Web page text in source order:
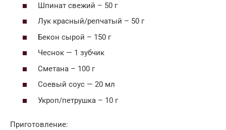
Шпинат свежий – 50 г
Лук красный/репчатый – 50 г
Бекон сырой – 150 г
Чеснок — 1 зубчик
Сметана – 100 г
Соевый соус — 20 мл
Укроп/петрушка – 10 г
Приготовление: